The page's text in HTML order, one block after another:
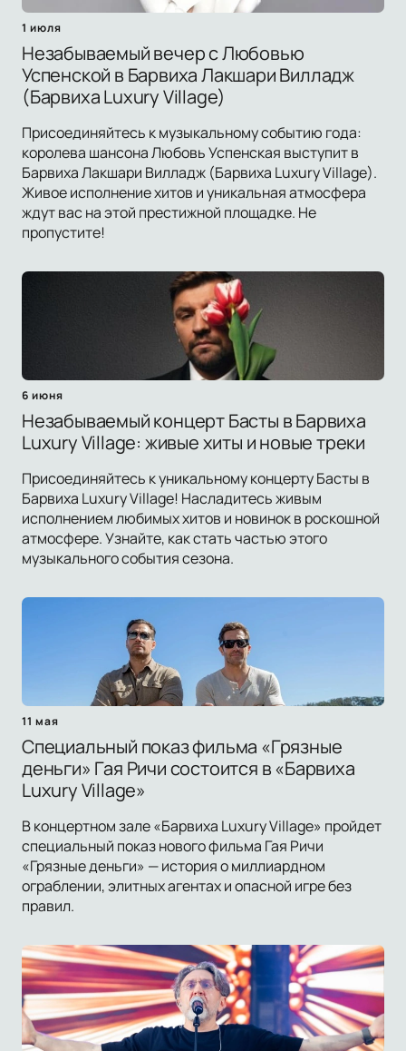
1 июля
Незабываемый вечер с Любовью
Успенской в Барвиха Лакшари Вилладж
(Барвиха Luxury Village)
Присоединяйтесь к музыкальному событию года:
королева шансона Любовь Успенская выступит в
Барвиха Лакшари Вилладж (Барвиха Luxury Village).
Живое исполнение хитов и уникальная атмосфера
ждут вас на этой престижной площадке. Не
пропустите!
6 июня
Незабываемый концерт Басты в Барвиха
Luxury Village: живые хиты и новые треки
Присоединяйтесь к уникальному концерту Басты в
Барвиха Luxury Village! Насладитесь живым
исполнением любимых хитов и новинок в роскошной
атмосфере. Узнайте, как стать частью этого
музыкального события сезона.
11 мая
Специальный показ фильма «Грязные
деньги» Гая Ричи состоится в «Барвиха
Luxury Village»
В концертном зале «Барвиха Luxury Village» пройдет
специальный показ нового фильма Гая Ричи
«Грязные деньги» — история о миллиардном
ограблении, элитных агентах и опасной игре без
правил.